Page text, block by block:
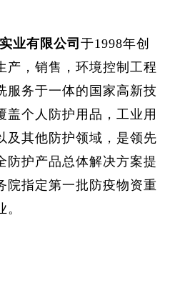
业有限公司 于1998年创
产，销售，环境控制工程
服务于一体的国家高新技
盖个人防护用品，工业用
及其他防护领域，是领先
防护产品总体解决方案提
院指定第一批防疫物资重